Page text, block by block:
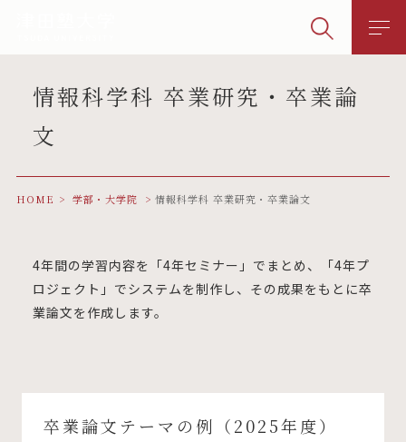
情報科学科 卒業研究・卒業論
文
HOME 学部・大学院 情報科学科 卒業研究・卒業論文
4年間の学習内容を「4年セミナー」でまとめ、「4年プ
ロジェクト」でシステムを制作し、その成果をもとに卒
業論文を作成します。
卒業論文テーマの例（2025年度）